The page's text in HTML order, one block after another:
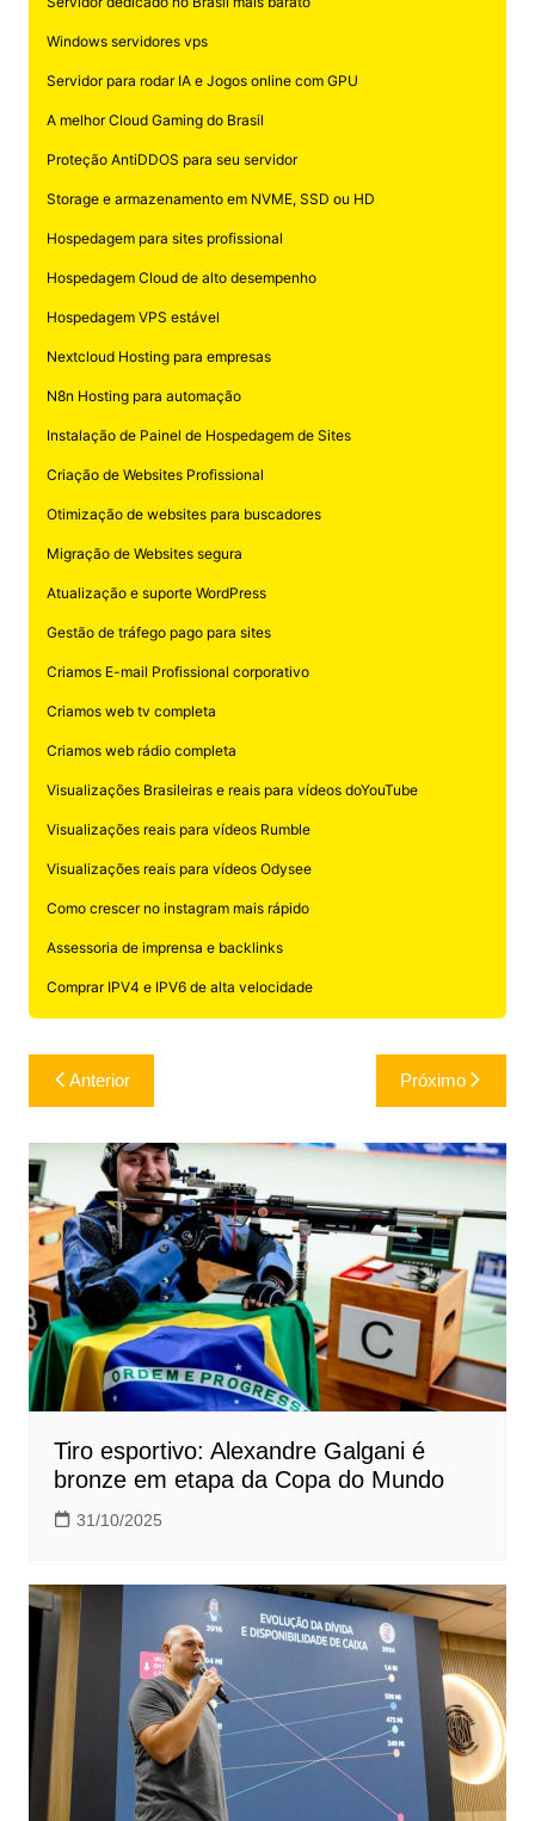
Windows servidores vps
Servidor para rodar IA e Jogos online com GPU
A melhor Cloud Gaming do Brasil
Proteção AntiDDOS para seu servidor
Storage e armazenamento em NVME, SSD ou HD
Hospedagem para sites profissional
Hospedagem Cloud de alto desempenho
Hospedagem VPS estável
Nextcloud Hosting para empresas
N8n Hosting para automação
Instalação de Painel de Hospedagem de Sites
Criação de Websites Profissional
Otimização de websites para buscadores
Migração de Websites segura
Atualização e suporte WordPress
Gestão de tráfego pago para sites
Criamos E-mail Profissional corporativo
Criamos web tv completa
Criamos web rádio completa
Visualizações Brasileiras e reais para vídeos doYouTube
Visualizações reais para vídeos Rumble
Visualizações reais para vídeos Odysee
Como crescer no instagram mais rápido
Assessoria de imprensa e backlinks
Comprar IPV4 e IPV6 de alta velocidade
Navegação
de
Post
Anterior Próximo
Tiro esportivo: Alexandre Galgani é
bronze em etapa da Copa do Mundo
31/10/2025